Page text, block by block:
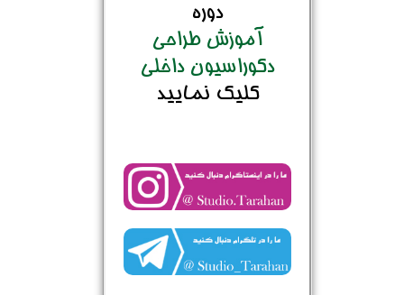
دوره
آموزش طراحی
دکوراسیون داخلی
کلیک نمایید